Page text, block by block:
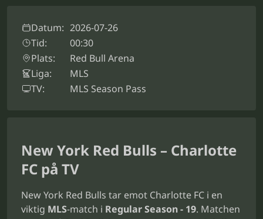
Datum: 2026-07-26
Tid:
00:30
Plats:
Red Bull Arena
Liga:
MLS
TV:
MLS Season Pass
New York Red Bulls – Charlotte
FC på TV
New York Red Bulls tar emot Charlotte FC i en
viktig MLS-match i Regular Season - 19. Matchen